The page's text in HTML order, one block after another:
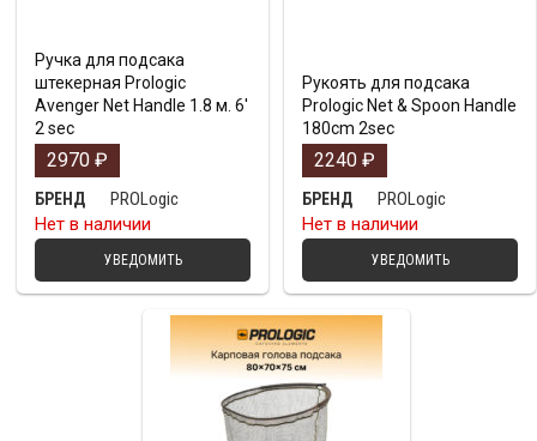
Ручка для подсака
штекерная Prologic
Avenger Net Handle 1.8 м. 6′
2 sec
2970 ₽
БРЕНД
PROLogic
Нет в наличии
УВЕДОМИТЬ
Рукоять для подсака
Prologic Net & Spoon Handle
180cm 2sec
2240 ₽
БРЕНД
PROLogic
Нет в наличии
УВЕДОМИТЬ